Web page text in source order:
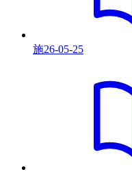
施26-05-25